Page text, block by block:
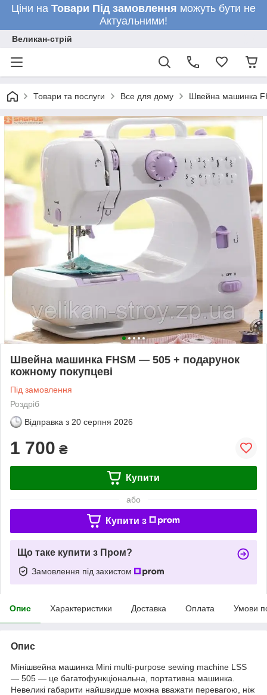
Ціни на Товари Під замовлення можуть бути не
Актуальними!
Великан-стрій
Товари та послуги Все для дому Швейна машинка
Швейна машинка FHSM — 505 + подарунок
кожному покупцеві
Під замовлення
Роздріб
Відправка з 20 серпня 2026
1 700 ₴
Купити
або
Купити з
Що таке купити з Пром?
Замовлення під захистом
Опис Характеристики Доставка Оплата Умови
Опис
Мінішвейна машинка Mini multi-purpose sewing machine LSS
— 505 — це багатофункціональна, портативна машинка.
Невеликі габарити найшвидше можна вважати перевагою, ніж